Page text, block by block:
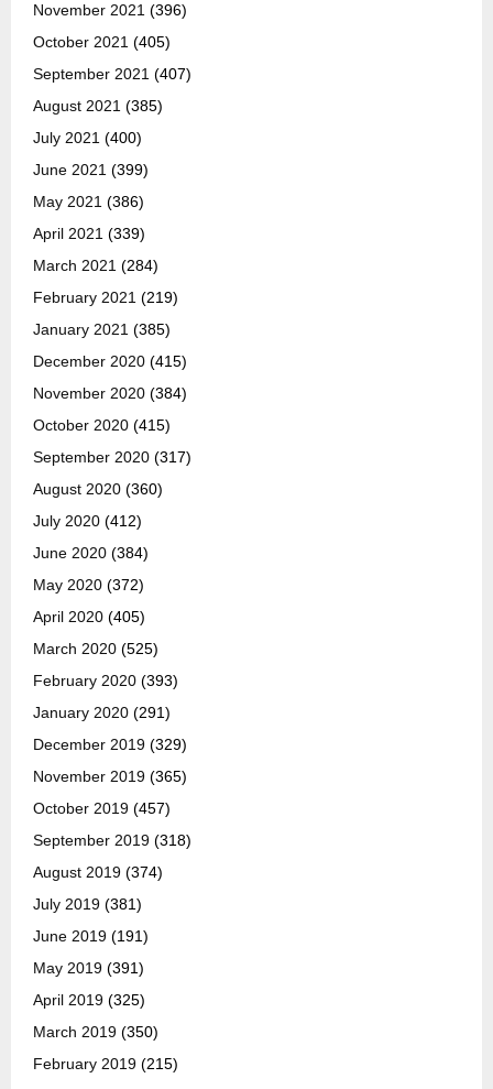
November 2021 (396)
October 2021 (405)
September 2021 (407)
August 2021 (385)
July 2021 (400)
June 2021 (399)
May 2021 (386)
April 2021 (339)
March 2021 (284)
February 2021 (219)
January 2021 (385)
December 2020 (415)
November 2020 (384)
October 2020 (415)
September 2020 (317)
August 2020 (360)
July 2020 (412)
June 2020 (384)
May 2020 (372)
April 2020 (405)
March 2020 (525)
February 2020 (393)
January 2020 (291)
December 2019 (329)
November 2019 (365)
October 2019 (457)
September 2019 (318)
August 2019 (374)
July 2019 (381)
June 2019 (191)
May 2019 (391)
April 2019 (325)
March 2019 (350)
February 2019 (215)